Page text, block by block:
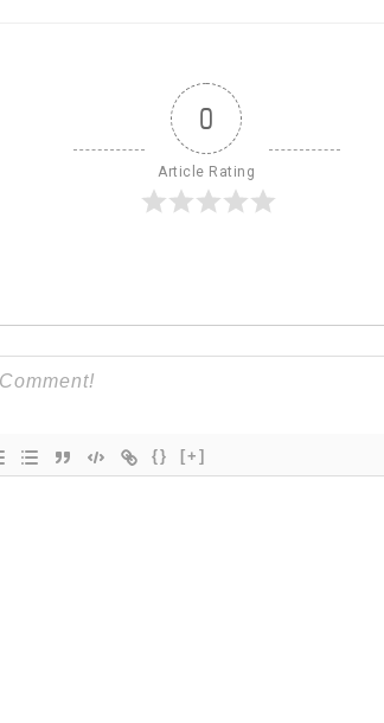
0
Article Rating
{} [+]